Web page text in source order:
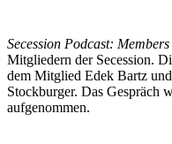
Secession Podcast: Members
Mitgliedern der Secession.
dem Mitglied Edek Bartz
Stockburger. Das Gespräch
aufgenommen.